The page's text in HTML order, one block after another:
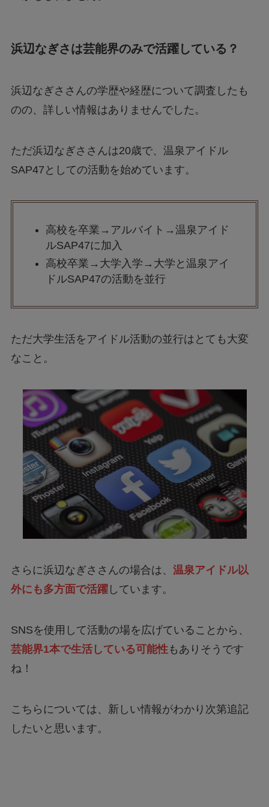
浜辺なぎさは芸能界のみで活躍している？
浜辺なぎささんの学歴や経歴について調査したも
のの、詳しい情報はありませんでした。
ただ浜辺なぎささんは20歳で、温泉アイドル
SAP47としての活動を始めています。
高校を卒業→アルバイト→温泉アイド
ルSAP47に加入
高校卒業→大学入学→大学と温泉アイ
ドルSAP47の活動を並行
ただ大学生活をアイドル活動の並行はとても大変
なこと。
さらに浜辺なぎささんの場合は、 温泉アイドル以
外にも多方面で活躍しています。
SNSを使用して活動の場を広げていることから、
芸能界1本で生活している可能性もありそうです
ね！
こちらについては、新しい情報がわかり次第追記
したいと思います。